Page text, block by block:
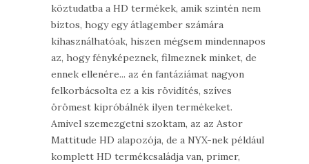
köztudatba a HD termékek, amik szintén nem
biztos, hogy egy átlagember számára
kihasználhatóak, hiszen mégsem mindennapos
az, hogy fényképeznek, filmeznek minket, de
ennek ellenére... az én fantáziámat nagyon
felkorbácsolta ez a kis rövidítés, szíves
örömest kipróbálnék ilyen termékeket.
Amivel szemezgetni szoktam, az az Astor
Mattitude HD alapozója, de a NYX-nek például
komplett HD termékcsaládja van, primer,